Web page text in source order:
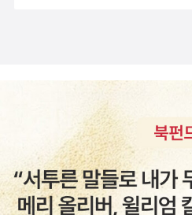
의 인물 에드워드 하이드.하이드는
로 가득한 하이드는 자신의 연구
수를 한다.런던을 휩쓰는 살인사
서)지킬에게는 교양있는 약혼녀
집에서 만났던 거리의 여자 루시
선과 악이 존재한다는 설정과 그